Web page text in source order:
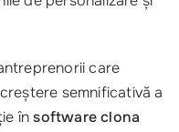
care
semnificativă a
însoftware clona